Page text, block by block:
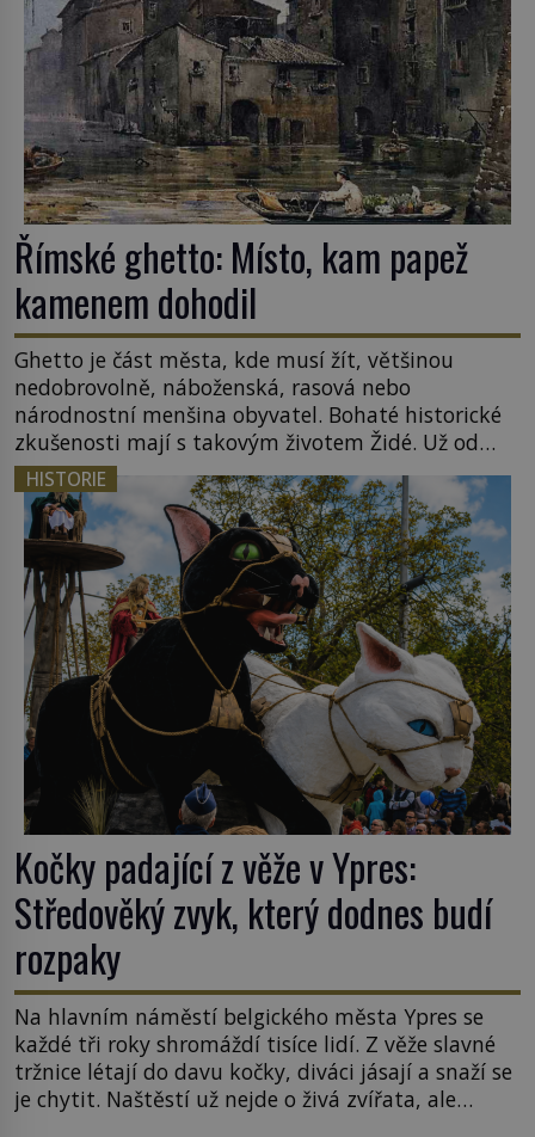
tamní zednářské lóže. Nebyl v této oblasti žádným
nováčkem, protože do zednářské […]
Římské ghetto: Místo, kam papež
kamenem dohodil
Ghetto je část města, kde musí žít, většinou
nedobrovolně, náboženská, rasová nebo
národnostní menšina obyvatel. Bohaté historické
zkušenosti mají s takovým životem Židé. Už od
středověku jsou totiž v každou chvíli nuceni v
nějakém žít. Mezi ty nejslavnější patří i římské
ghetto založené v roce 1555. Pokud jde o vztah
k Židům, nemá se Řím čím chlubit. […]
HISTORIE
Kočky padající z věže v Ypres:
Středověký zvyk, který dodnes budí
rozpaky
Na hlavním náměstí belgického města Ypres se
každé tři roky shromáždí tisíce lidí. Z věže slavné
tržnice létají do davu kočky, diváci jásají a snaží se
je chytit. Naštěstí už nejde o živá zvířata, ale